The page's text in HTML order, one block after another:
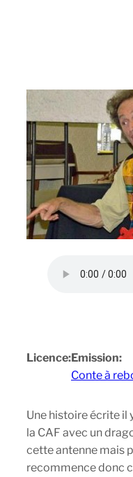
Licence:Emission:
Conte à
Une histoire écrite il
la CAF avec un
cette antenne mais
recommence donc